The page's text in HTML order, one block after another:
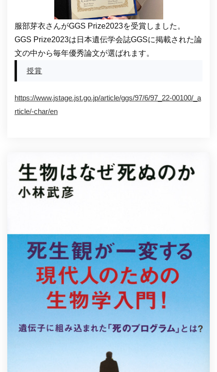
服部芽衣さんがGGS Prize2023を受賞しました。
GGS Prize2023は日本遺伝学会誌GGSに掲載された論
文の中から毎年優秀論文が選ばれます。
授賞
https://www.jstage.jst.go.jp/article/ggs/97/6/97_22-00100/_a
rticle/-char/en